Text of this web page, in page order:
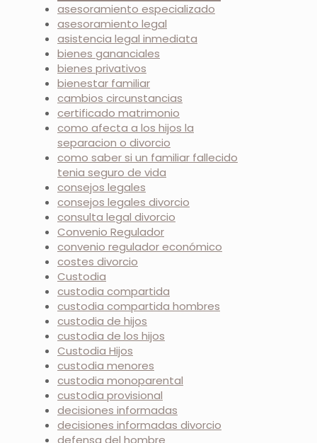
asesoramiento especializado
asesoramiento legal
asistencia legal inmediata
bienes gananciales
bienes privativos
bienestar familiar
cambios circunstancias
certificado matrimonio
como afecta a los hijos la
separacion o divorcio
como saber si un familiar fallecido
tenia seguro de vida
consejos legales
consejos legales divorcio
consulta legal divorcio
Convenio Regulador
convenio regulador económico
costes divorcio
Custodia
custodia compartida
custodia compartida hombres
custodia de hijos
custodia de los hijos
Custodia Hijos
custodia menores
custodia monoparental
custodia provisional
decisiones informadas
decisiones informadas divorcio
defensa del hombre